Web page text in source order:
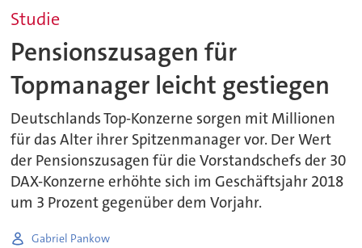
Studie
Pensionszusagen für
Topmanager leicht gestiegen
Deutschlands Top-Konzerne sorgen mit Millionen
für das Alter ihrer Spitzenmanager vor. Der Wert
der Pensionszusagen für die Vorstandschefs der 30
DAX-Konzerne erhöhte sich im Geschäftsjahr 2018
um 3 Prozent gegenüber dem Vorjahr.
Gabriel Pankow